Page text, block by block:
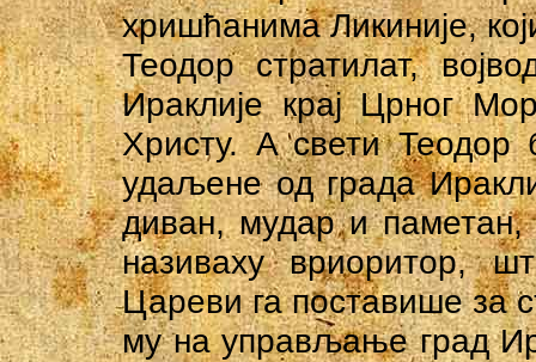
хришћанима Ликиније,
Теодор стратилат,
Ираклије крај Црног
Христу. A свети
удаљене од града
диван, мудар и паметан,
називаху вриоритор,
Цареви га поставише за
му на управљање град